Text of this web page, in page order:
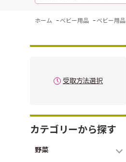
ホーム - ベビー用品 - ベビー用品
受取方法選択
カテゴリーから探す
野菜